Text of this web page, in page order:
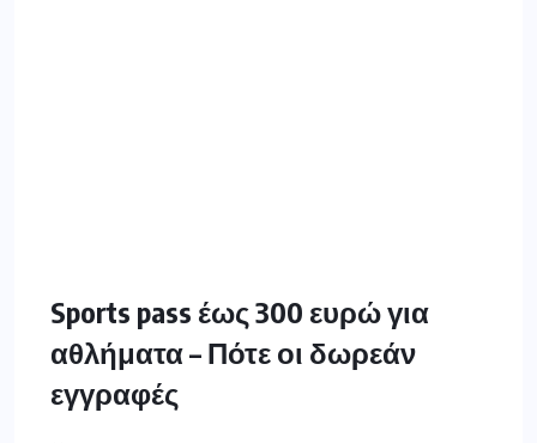
Sports pass έως 300 ευρώ για
αθλήματα – Πότε οι δωρεάν
εγγραφές